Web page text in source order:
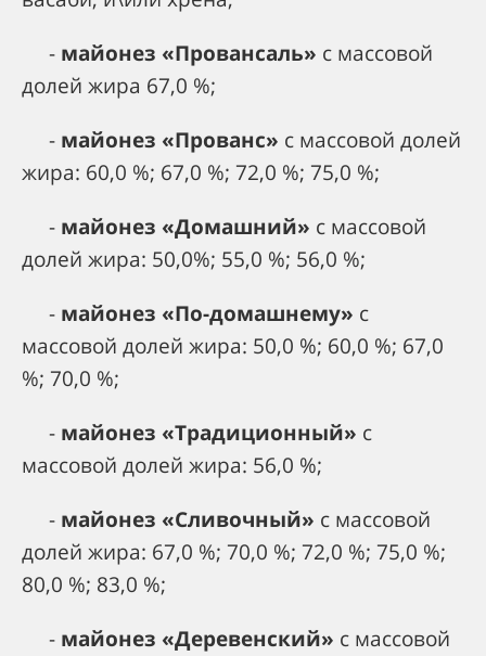
- майонез «Провансаль» с массовой
долей жира 67,0 %;
- майонез «Прованс» с массовой долей
жира: 60,0 %; 67,0 %; 72,0 %; 75,0 %;
- майонез «Домашний» с массовой
долей жира: 50,0%; 55,0 %; 56,0 %;
- майонез «По-домашнему» с
массовой долей жира: 50,0 %; 60,0 %; 67,0
%; 70,0 %;
- майонез «Традиционный» с
массовой долей жира: 56,0 %;
- майонез «Сливочный» с массовой
долей жира: 67,0 %; 70,0 %; 72,0 %; 75,0 %;
80,0 %; 83,0 %;
- майонез «Деревенский» с массовой